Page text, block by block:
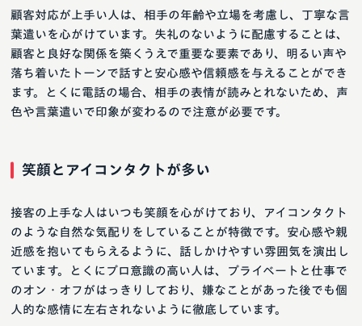
顧客対応が上手い人は、相手の年齢や立場を考慮し、丁寧な言
葉遣いを心がけています。失礼のないように配慮することは、
顧客と良好な関係を築くうえで重要な要素であり、明るい声や
落ち着いたトーンで話すと安心感や信頼感を与えることができ
ます。とくに電話の場合、相手の表情が読みとれないため、声
色や言葉遣いで印象が変わるので注意が必要です。
笑顔とアイコンタクトが多い
接客の上手な人はいつも笑顔を心がけており、アイコンタクト
のような自然な気配りをしていることが特徴です。安心感や親
近感を抱いてもらえるように、話しかけやすい雰囲気を演出し
ています。とくにプロ意識の高い人は、プライベートと仕事で
のオン・オフがはっきりしており、嫌なことがあった後でも個
人的な感情に左右されないように徹底しています。